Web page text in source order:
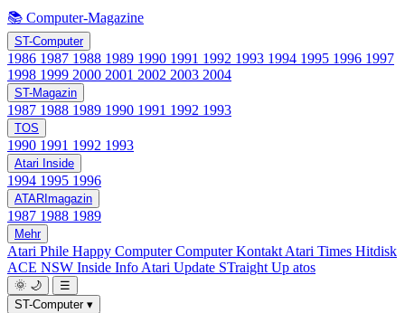
📚 Computer-Magazine
ST-Computer
1986 1987 1988 1989 1990 1991 1992 1993 1994 1995 1996 1997
1998 1999 2000 2001 2002 2003 2004
ST-Magazin
1987 1988 1989 1990 1991 1992 1993
TOS
1990 1991 1992 1993
Atari Inside
1994 1995 1996
ATARImagazin
1987 1988 1989
Mehr
Atari Phile Happy ComputerComputer Kontakt Atari Times Hitdisk
ACE NSW Inside Info Atari Update STraight Up atos
🌞 🌙
☰
ST-Computer ▾